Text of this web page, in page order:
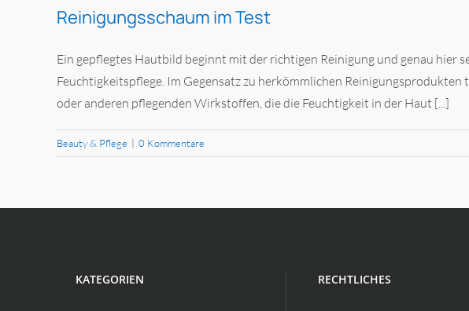
Reinigungsschaum im Test
Ein gepflegtes Hautbild beginnt mit der richtigen Reinigung und genau hier
Feuchtigkeitspflege. Im Gegensatz zu herkömmlichen
oder anderen pflegenden Wirkstoffen, die die Feuchtigkeit in der Haut [...]
Beauty & Pflege | 0 Kommentare
KATEGORIEN RECHTLICHES